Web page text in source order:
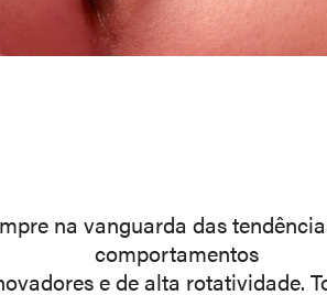
na vanguarda das
comportamentos
e de alta rotatividade.